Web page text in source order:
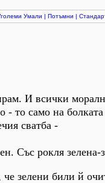
Умали | Потъмни |
И всички
- то само на
сватба -
Със рокля зелена-
зелени били й